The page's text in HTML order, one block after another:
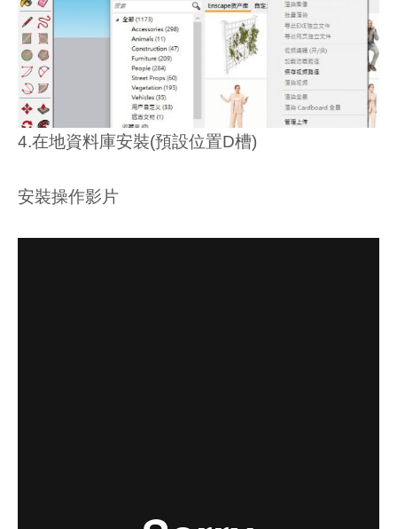
4.在地資料庫安裝(預設位置D槽)
安裝操作影片